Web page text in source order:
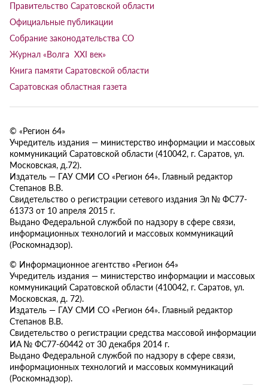
Правительство Саратовской области
Официальные публикации
Собрание законодательства СО
Журнал «Волга XXI век»
Книга памяти Саратовской области
Саратовская областная газета
© «Регион 64»
Учредитель издания — министерство информации и массовых
коммуникаций Саратовской области (410042, г. Саратов, ул.
Московская, д.72).
Издатель — ГАУ СМИ СО «Регион 64». Главный редактор
Степанов В.В.
Свидетельство о регистрации сетевого издания Эл № ФС77-
61373 от 10 апреля 2015 г.
Выдано Федеральной службой по надзору в сфере связи,
информационных технологий и массовых коммуникаций
(Роскомнадзор).
© Информационное агентство «Регион 64»
Учредитель издания — министерство информации и массовых
коммуникаций Саратовской области (410042, г. Саратов, ул.
Московская, д. 72).
Издатель — ГАУ СМИ СО «Регион 64». Главный редактор
Степанов В.В.
Свидетельство о регистрации средства массовой информации
ИА № ФС77-60442 от 30 декабря 2014 г.
Выдано Федеральной службой по надзору в сфере связи,
информационных технологий и массовых коммуникаций
(Роскомнадзор).